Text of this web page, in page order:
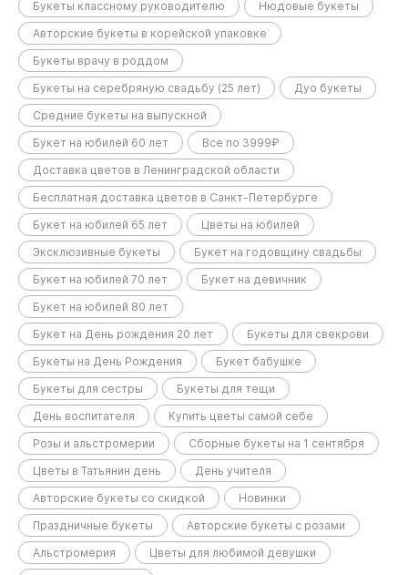
Букеты классному руководителю
Нюдовые букеты
Авторские букеты в корейской упаковке
Букеты врачу в роддом
Букеты на серебряную свадьбу (25 лет)
Дуо букеты
Средние букеты на выпускной
Букет на юбилей 60 лет
Все по 3999₽
Доставка цветов в Ленинградской области
Бесплатная доставка цветов в Санкт-Петербурге
Букет на юбилей 65 лет
Цветы на юбилей
Эксклюзивные букеты
Букет на годовщину свадьбы
Букет на юбилей 70 лет
Букет на девичник
Букет на юбилей 80 лет
Букет на День рождения 20 лет
Букеты для свекрови
Букеты на День Рождения
Букет бабушке
Букеты для сестры
Букеты для тещи
День воспитателя
Купить цветы самой себе
Розы и альстромерии
Сборные букеты на 1 сентября
Цветы в Татьянин день
День учителя
Авторские букеты со скидкой
Новинки
Праздничные букеты
Авторские букеты с розами
Альстромерия
Цветы для любимой девушки